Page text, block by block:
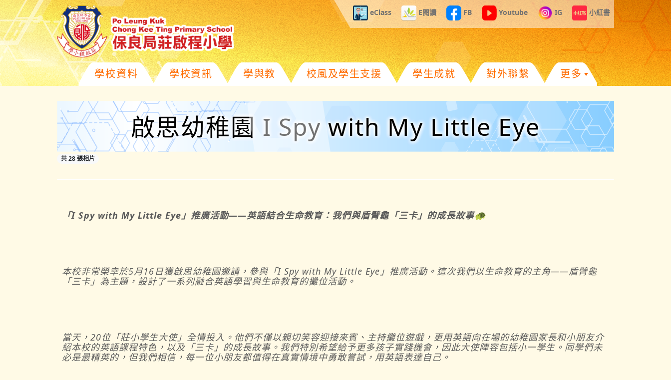
eClass E閱讀 FB Youtube IG 小紅書
學校資料 學校資訊 學與教 校風及學生支援 學生成就 對外聯繫 更多
啟思幼稚園 I Spy with My Little Eye
共 28 張相片
「I Spy with My Little Eye」推廣活動——英語結合生命教育：我們與盾臂龜「三卡」的成長故事🐢
本校非常榮幸於5月16日獲啟思幼稚園邀請，參與「I Spy with My Little Eye」推廣活動。這次我們以生命教育的主角——盾臂龜
「三卡」為主題，設計了一系列融合英語學習與生命教育的攤位活動。
當天，20位「莊小學生大使」全情投入。他們不僅以親切笑容迎接來賓、主持攤位遊戲，更用英語向在場的幼稚園家長和小朋友介
紹本校的英語課程特色，以及「三卡」的成長故事。我們特別希望給予更多孩子實踐機會，因此大使陣容包括小一學生。同學們未
必是最精英的，但我們相信，每一位小朋友都值得在真實情境中勇敢嘗試，用英語表達自己。